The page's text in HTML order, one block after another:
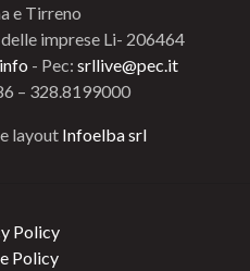
e Tirreno
imprese Li- 206464
- Pec: srllive@pec.it
– 328.8199000
layout Infoelba srl
Policy
Policy